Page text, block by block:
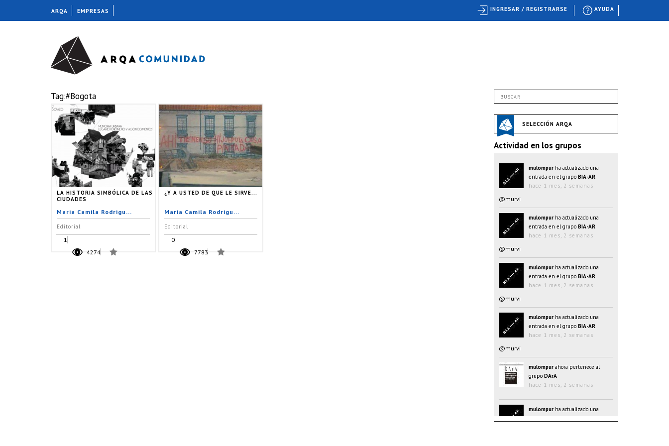
Tag:#Bogota
LA HISTORIA SIMBÓLICA DE LAS
CIUDADES
Maria Camila Rodrigu...
Editorial
1
4274
¿Y A USTED DE QUE LE SIRVE...
Maria Camila Rodrigu...
Editorial
0
7783
SELECCIÓN ARQA
Actividad en los grupos
mulompur ha actualizado una
entrada en el grupo BIA-AR
hace 1 mes, 2 semanas
@murvi
mulompur ha actualizado una
entrada en el grupo BIA-AR
hace 1 mes, 2 semanas
@murvi
mulompur ha actualizado una
entrada en el grupo BIA-AR
hace 1 mes, 2 semanas
@murvi
mulompur ha actualizado una
entrada en el grupo BIA-AR
hace 1 mes, 2 semanas
@murvi
mulompur ahora pertenece al
grupo DArA
hace 1 mes, 2 semanas
mulompur ha actualizado una
ARQA EMPRESAS AYUDA
INGRESAR / REGISTRARSE